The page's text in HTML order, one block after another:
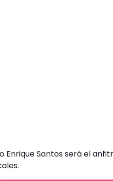
Enrique Santos será el